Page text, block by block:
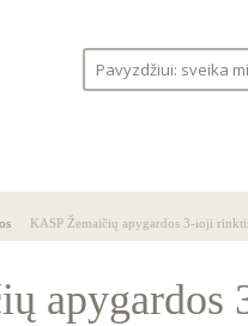
KASP Žemaičių apygardos 3-ioji